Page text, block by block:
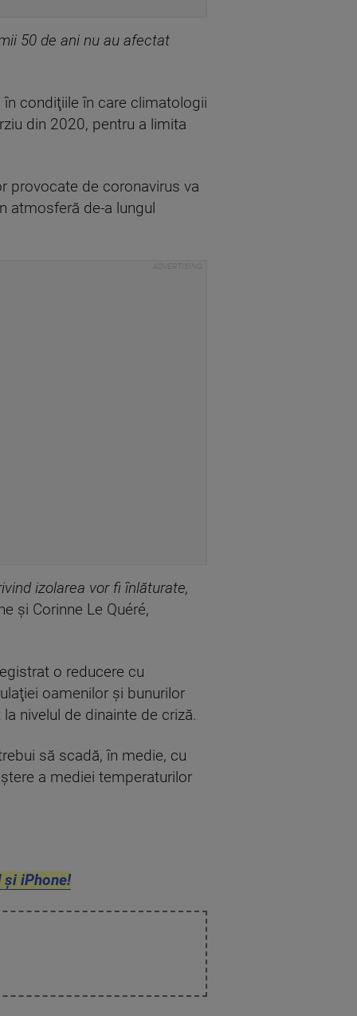
50 de ani nu au afectat
condiţiile în care climatologii
din 2020, pentru a limita
provocate de coronavirus va
atmosferă de-a lungul
izolarea vor fi înlăturate,
şi Corinne Le Quéré,
o reducere cu
oamenilor şi bunurilor
nivelul de dinainte de criză.
să scadă, în medie, cu
a mediei temperaturilor
și iPhone!